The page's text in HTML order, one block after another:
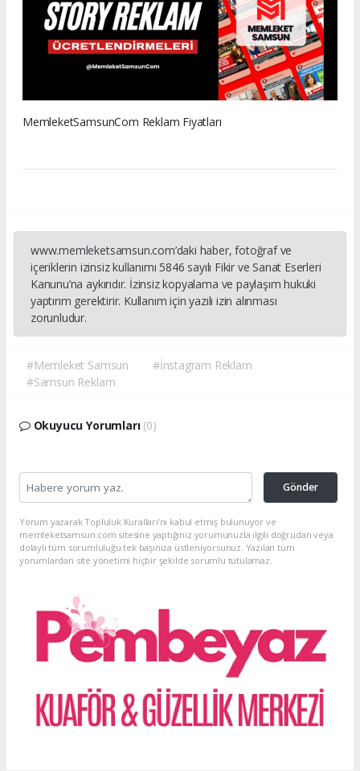
MemleketSamsunCom Reklam Fiyatları
www.memleketsamsun.com’daki haber, fotoğraf ve
içeriklerin izinsiz kullanımı 5846 sayılı Fikir ve Sanat Eserleri
Kanunu’na aykırıdır. İzinsiz kopyalama ve paylaşım hukuki
yaptırım gerektirir. Kullanım için yazılı izin alınması
zorunludur.
#Memleket Samsun
#İnstagram Reklam
#Samsun Reklam
Okuyucu Yorumları (0)
Gönder
Yorum yazarak Topluluk Kuralları’nı kabul etmiş bulunuyor ve
memleketsamsun.com sitesine yaptığınız yorumunuzla ilgili doğrudan veya
dolaylı tüm sorumluluğu tek başınıza üstleniyorsunuz. Yazılan tüm
yorumlardan site yönetimi hiçbir şekilde sorumlu tutulamaz.